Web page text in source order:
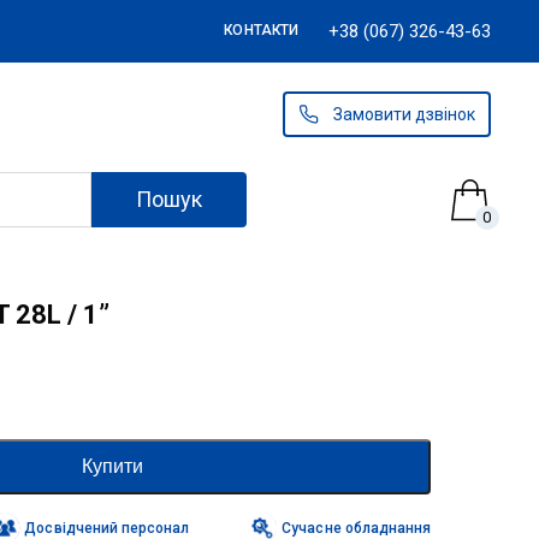
КОНТАКТИ +38 (067) 326-43-63
Замовити дзвінок
Пошук
0
28L / 1”
Купити
Досвідчений персонал Сучасне обладнання